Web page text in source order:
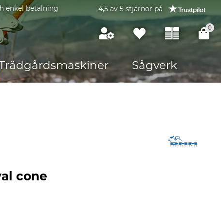
enkel betalning 4,5 av 5 stjärnor på
0
Sågverk
cone